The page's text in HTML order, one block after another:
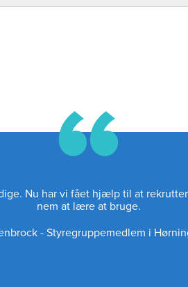
Nu har vi fået hjælp til at
nem at lære at bruge.
- Styregruppemedlem i